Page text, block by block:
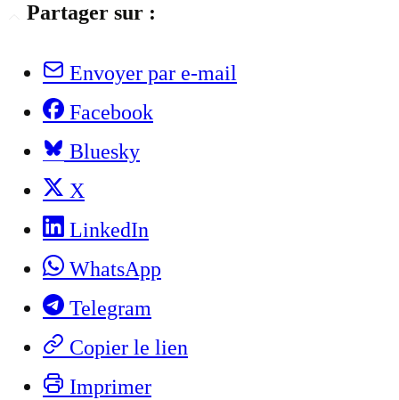
Partager sur :
Envoyer par e-mail
Facebook
Bluesky
X
LinkedIn
WhatsApp
Telegram
Copier le lien
Imprimer